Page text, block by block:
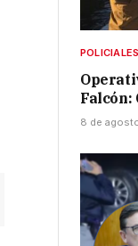
POLICIALES
Falcón:
8 de